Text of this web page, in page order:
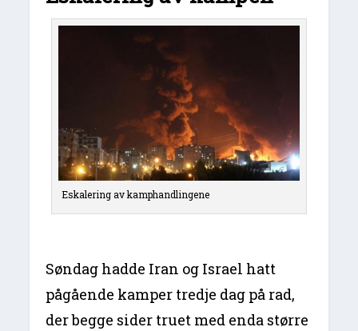
Eskalering av kamphandlingene
Søndag hadde Iran og Israel hatt
pågående kamper tredje dag på rad,
der begge sider truet med enda større